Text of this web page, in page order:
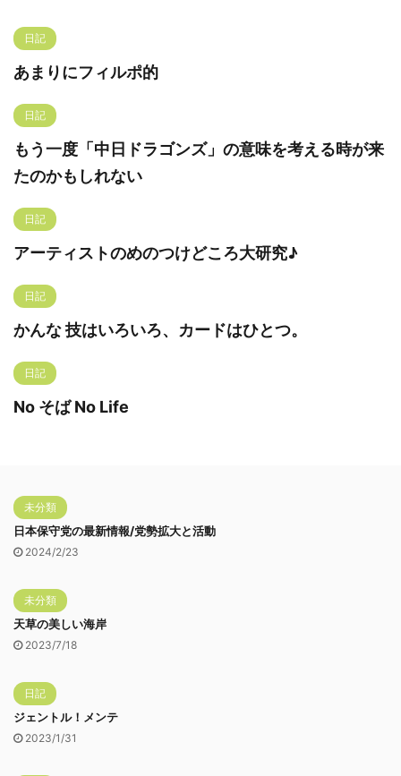
日記
あまりにフィルポ的
日記
もう一度「中日ドラゴンズ」の意味を考える時が来
たのかもしれない
日記
アーティストのめのつけどころ大研究♪
日記
かんな 技はいろいろ、カードはひとつ。
日記
No そば No Life
未分類
日本保守党の最新情報/党勢拡大と活動
2024/2/23
未分類
天草の美しい海岸
2023/7/18
日記
ジェントル！メンテ
2023/1/31